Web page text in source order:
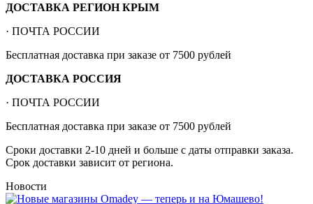
ДОСТАВКА РЕГИОН КРЫМ
· ПОЧТА РОССИИ
Бесплатная доставка при заказе от 7500 рублей
ДОСТАВКА РОССИЯ
· ПОЧТА РОССИИ
Бесплатная доставка при заказе от 7500 рублей
Сроки доставки 2-10 дней и больше с даты отправки заказа.
Срок доставки зависит от региона.
Новости